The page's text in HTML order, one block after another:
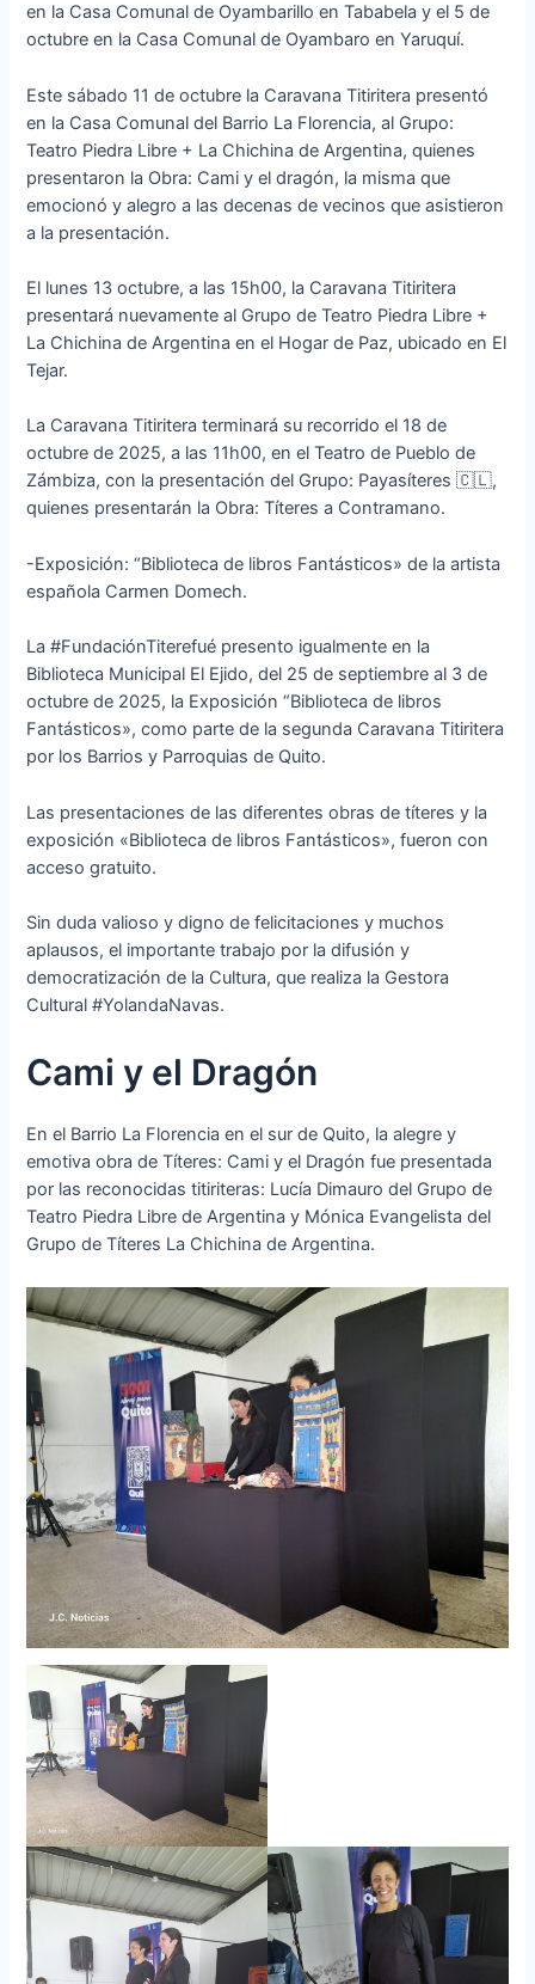
en la Casa Comunal de Oyambarillo en Tababela y el 5 de
octubre en la Casa Comunal de Oyambaro en Yaruquí.
Este sábado 11 de octubre la Caravana Titiritera presentó
en la Casa Comunal del Barrio La Florencia, al Grupo:
Teatro Piedra Libre + La Chichina de Argentina, quienes
presentaron la Obra: Cami y el dragón, la misma que
emocionó y alegro a las decenas de vecinos que asistieron
a la presentación.
El lunes 13 octubre, a las 15h00, la Caravana Titiritera
presentará nuevamente al Grupo de Teatro Piedra Libre +
La Chichina de Argentina en el Hogar de Paz, ubicado en El
Tejar.
La Caravana Titiritera terminará su recorrido el 18 de
octubre de 2025, a las 11h00, en el Teatro de Pueblo de
Zámbiza, con la presentación del Grupo: Payasíteres 🇨🇱,
quienes presentarán la Obra: Títeres a Contramano.
-Exposición: “Biblioteca de libros Fantásticos» de la artista
española Carmen Domech.
La #FundaciónTiterefué presento igualmente en la
Biblioteca Municipal El Ejido, del 25 de septiembre al 3 de
octubre de 2025, la Exposición “Biblioteca de libros
Fantásticos», como parte de la segunda Caravana Titiritera
por los Barrios y Parroquias de Quito.
Las presentaciones de las diferentes obras de títeres y la
exposición «Biblioteca de libros Fantásticos», fueron con
acceso gratuito.
Sin duda valioso y digno de felicitaciones y muchos
aplausos, el importante trabajo por la difusión y
democratización de la Cultura, que realiza la Gestora
Cultural #YolandaNavas.
Cami y el Dragón
En el Barrio La Florencia en el sur de Quito, la alegre y
emotiva obra de Títeres: Cami y el Dragón fue presentada
por las reconocidas titiriteras: Lucía Dimauro del Grupo de
Teatro Piedra Libre de Argentina y Mónica Evangelista del
Grupo de Títeres La Chichina de Argentina.